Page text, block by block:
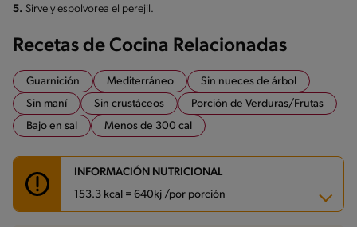
5. Sirve y espolvorea el perejil.
Recetas de Cocina Relacionadas
Guarnición Mediterráneo
Sin nueces de árbol
Sin maní
Sin crustáceos
Porción de Verduras/Frutas
Bajo en sal
Menos de 300 cal
INFORMACIÓN NUTRICIONAL
153.3 kcal = 640kj /por porción